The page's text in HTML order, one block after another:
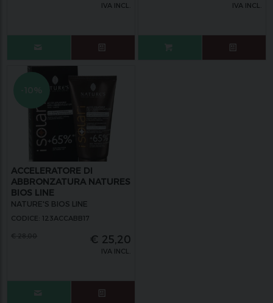
IVA INCL.
IVA INCL.
ACCELERATORE DI
ABBRONZATURA NATURES
BIOS LINE
NATURE'S BIOS LINE
CODICE: 123ACCABB17
€ 25,20
IVA INCL.